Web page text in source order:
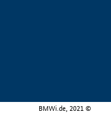
BMWi.de, 2021 ©